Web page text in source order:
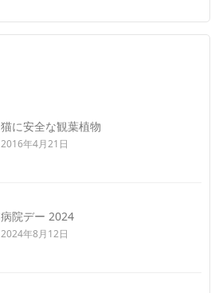
猫に安全な観葉植物
2016年4月21日
病院デー 2024
2024年8月12日